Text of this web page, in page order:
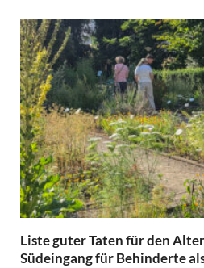
Liste guter Taten für den
Südeingang für Behinderte